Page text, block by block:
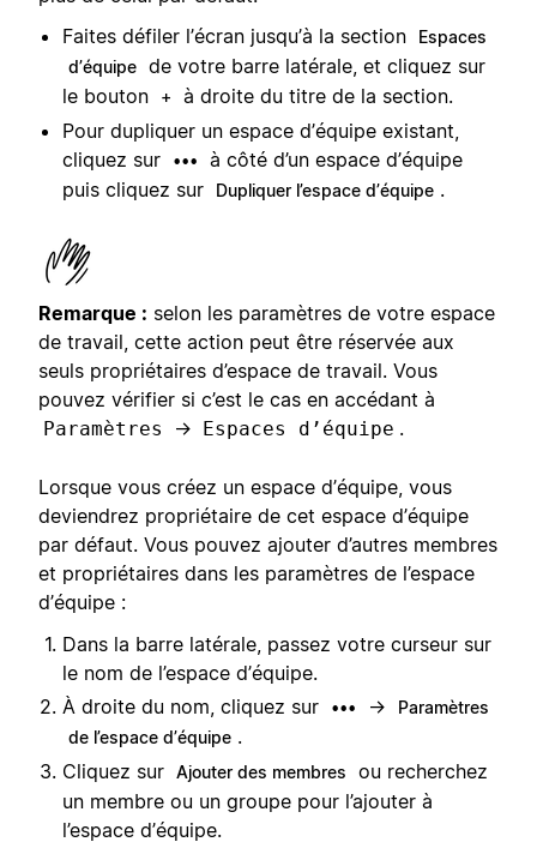
Faites défiler l’écran jusqu’à la section
Espaces
d’équipe de votre barre latérale, et cliquez sur
le bouton
+
à droite du titre de la section.
Pour dupliquer un espace d’équipe existant,
cliquez sur
•••
à côté d’un espace d’équipe
puis cliquez sur
Dupliquer l’espace d’équipe .
Remarque : selon les paramètres de votre espace
de travail, cette action peut être réservée aux
seuls propriétaires d’espace de travail. Vous
pouvez vérifier si c’est le cas en accédant à
Paramètres → Espaces d’équipe .
Lorsque vous créez un espace d’équipe, vous
deviendrez propriétaire de cet espace d’équipe
par défaut. Vous pouvez ajouter d’autres membres
et propriétaires dans les paramètres de l’espace
d’équipe :
Dans la barre latérale, passez votre curseur sur
le nom de l’espace d’équipe.
À droite du nom, cliquez sur
••• →
Paramètres
de l’espace d’équipe .
Cliquez sur Ajouter des membres
ou recherchez
un membre ou un groupe pour l’ajouter à
l’espace d’équipe.